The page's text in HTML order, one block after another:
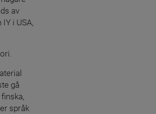
och utvecklare) i Seattle, USA kontaktas. Vederbörande blir då erbjuden att genomföra workshops som leds av
i USA,
gå
språk